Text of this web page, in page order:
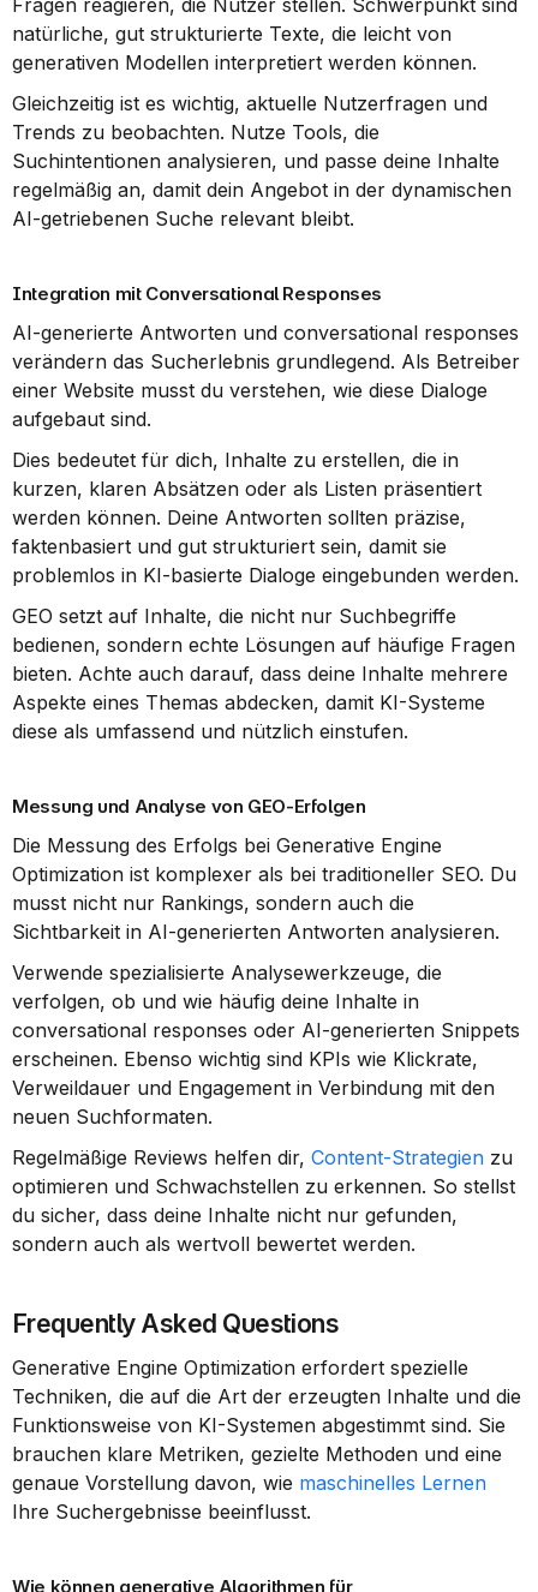
Fragen reagieren, die Nutzer stellen. Schwerpunkt sind
natürliche, gut strukturierte Texte, die leicht von
generativen Modellen interpretiert werden können.
Gleichzeitig ist es wichtig, aktuelle Nutzerfragen und
Trends zu beobachten. Nutze Tools, die
Suchintentionen analysieren, und passe deine Inhalte
regelmäßig an, damit dein Angebot in der dynamischen
AI-getriebenen Suche relevant bleibt.
Integration mit Conversational Responses
AI-generierte Antworten und conversational responses
verändern das Sucherlebnis grundlegend. Als Betreiber
einer Website musst du verstehen, wie diese Dialoge
aufgebaut sind.
Dies bedeutet für dich, Inhalte zu erstellen, die in
kurzen, klaren Absätzen oder als Listen präsentiert
werden können. Deine Antworten sollten präzise,
faktenbasiert und gut strukturiert sein, damit sie
problemlos in KI-basierte Dialoge eingebunden werden.
GEO setzt auf Inhalte, die nicht nur Suchbegriffe
bedienen, sondern echte Lösungen auf häufige Fragen
bieten. Achte auch darauf, dass deine Inhalte mehrere
Aspekte eines Themas abdecken, damit KI-Systeme
diese als umfassend und nützlich einstufen.
Messung und Analyse von GEO-Erfolgen
Die Messung des Erfolgs bei Generative Engine
Optimization ist komplexer als bei traditioneller SEO. Du
musst nicht nur Rankings, sondern auch die
Sichtbarkeit in AI-generierten Antworten analysieren.
Verwende spezialisierte Analysewerkzeuge, die
verfolgen, ob und wie häufig deine Inhalte in
conversational responses oder AI-generierten Snippets
erscheinen. Ebenso wichtig sind KPIs wie Klickrate,
Verweildauer und Engagement in Verbindung mit den
neuen Suchformaten.
Regelmäßige Reviews helfen dir, Content-Strategien zu
optimieren und Schwachstellen zu erkennen. So stellst
du sicher, dass deine Inhalte nicht nur gefunden,
sondern auch als wertvoll bewertet werden.
Frequently Asked Questions
Generative Engine Optimization erfordert spezielle
Techniken, die auf die Art der erzeugten Inhalte und die
Funktionsweise von KI-Systemen abgestimmt sind. Sie
brauchen klare Metriken, gezielte Methoden und eine
genaue Vorstellung davon, wie maschinelles Lernen
Ihre Suchergebnisse beeinflusst.
Wie können generative Algorithmen für